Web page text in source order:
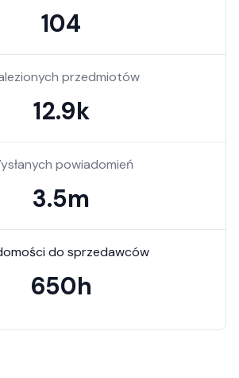
104
przedmiotów
12.9k
powiadomień
3.5m
do sprzedawców
650h